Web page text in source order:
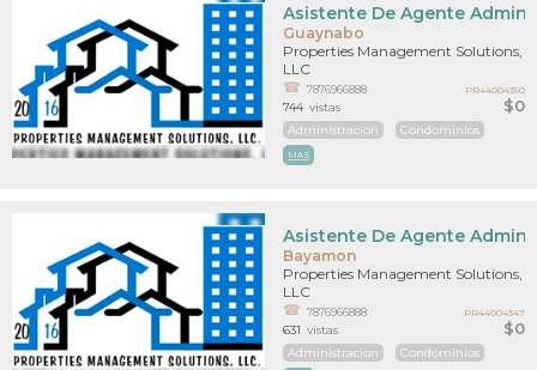
Guaynabo
$0
Asistente De Agente
Properties Management Solutions,
LLC
7876966888
Administracion Condominios
MAS
744 vistas
PR44004350
Bayamon
$0
Asistente De Agente
Properties Management Solutions,
LLC
7876966888
Administracion Condominios
631 vistas
PR44004347